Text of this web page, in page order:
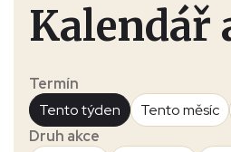
Kalendář
Termín
Tento týden
Tento měsíc
Druh akce